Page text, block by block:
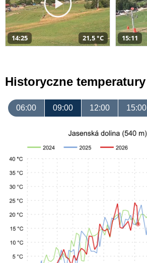
14:25 21,5 °C 15:11
Historyczne temperatury
06:00 09:00 12:00 15:00